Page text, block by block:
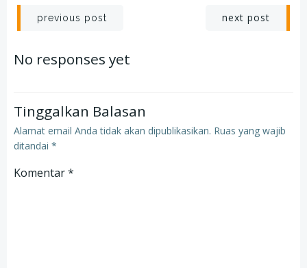
Post
navigation
previous post next post
No responses yet
Tinggalkan Balasan
Alamat email Anda tidak akan dipublikasikan. Ruas yang wajib
ditandai *
Komentar*